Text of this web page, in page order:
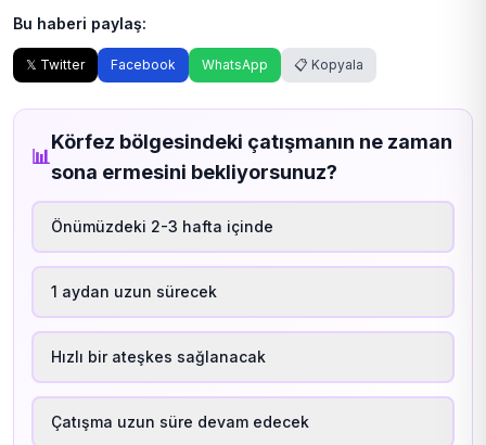
Bu haberi paylaş:
𝕏 Twitter Facebook WhatsApp 📋 Kopyala
📊
Körfez bölgesindeki çatışmanın ne zaman
sona ermesini bekliyorsunuz?
Önümüzdeki 2-3 hafta içinde
1 aydan uzun sürecek
Hızlı bir ateşkes sağlanacak
Çatışma uzun süre devam edecek